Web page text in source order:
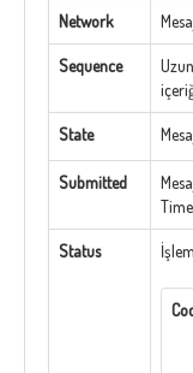
Network
Sequence
State
Submitted
Status